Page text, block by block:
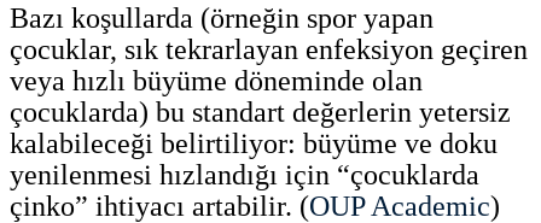
Bazı koşullarda (örneğin spor yapan
çocuklar, sık tekrarlayan enfeksiyon geçiren
veya hızlı büyüme döneminde olan
çocuklarda) bu standart değerlerin yetersiz
kalabileceği belirtiliyor: büyüme ve doku
yenilenmesi hızlandığı için “çocuklarda
çinko” ihtiyacı artabilir. (OUP Academic)